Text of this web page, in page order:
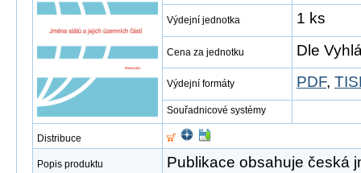
Výdejní jednotka 1 ks
Cena za jednotku Dle
Výdejní formáty PDF,
Souřadnicové systémy
Distribuce
Popis produktu
Publikace obsahuje česká